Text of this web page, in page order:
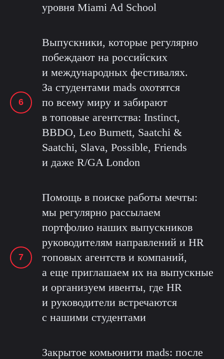
уровня Miami Ad School
Выпускники, которые регулярно
побеждают на российских
и международных фестивалях.
За студентами mads охотятся
по всему миру и забирают
в топовые агентства: Instinct,
BBDO, Leo Burnett, Saatchi &
Saatchi, Slava, Possible, Friends
и даже R/GA London
Помощь в поиске работы мечты:
мы регулярно рассылаем
портфолио наших выпускников
руководителям направлений и HR
топовых агентств и компаний,
а еще приглашаем их на выпускные
и организуем ивенты, где HR
и руководители встречаются
с нашими студентами
Закрытое комьюнити mads: после